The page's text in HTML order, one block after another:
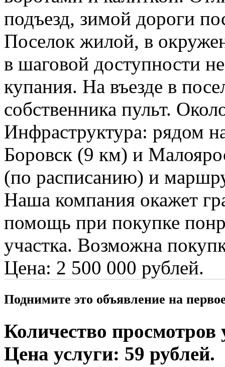
подъезд, зимой дороги
Поселок жилой, в
в шаговой доступности
купания. На въезде в
собственника пульт.
Инфраструктура: рядом
Боровск (9 км) и
(по расписанию) и
Наша компания окажет
помощь при покупке
участка. Возможна
Цена: 2 500 000 рублей.
Поднимите это объявление на
Количество просмотров
Цена услуги: 59 рублей.